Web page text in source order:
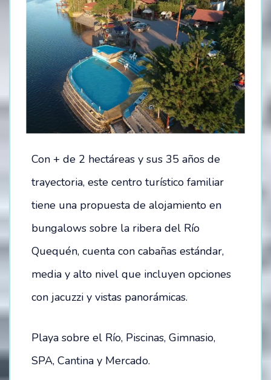
Con + de 2 hectáreas y sus 35 años de
trayectoria, este centro turístico familiar
tiene una propuesta de alojamiento en
bungalows sobre la ribera del Río
Quequén, cuenta con cabañas estándar,
media y alto nivel que incluyen opciones
con jacuzzi y vistas panorámicas.
Playa sobre el Río, Piscinas, Gimnasio,
SPA, Cantina y Mercado.